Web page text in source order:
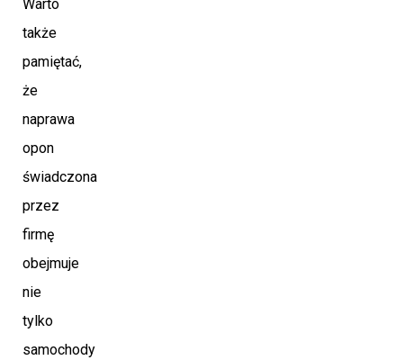
Warto
także
pamiętać,
że
naprawa
opon
świadczona
przez
firmę
obejmuje
nie
tylko
samochody